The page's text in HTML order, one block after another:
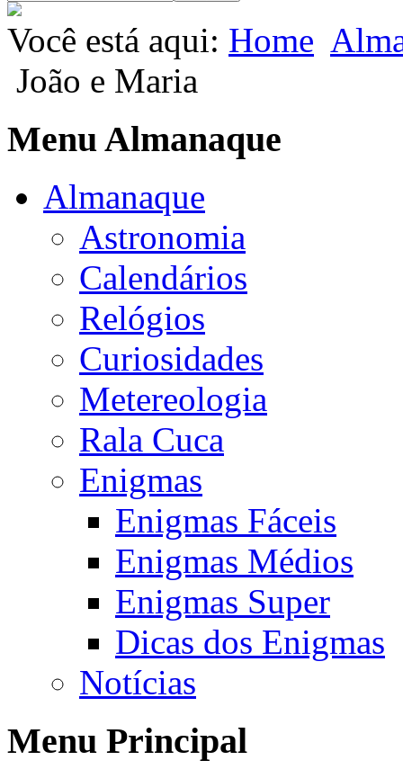
Você está aqui: Home
João e Maria
Menu Almanaque
Almanaque
Astronomia
Calendários
Relógios
Curiosidades
Metereologia
Rala Cuca
Enigmas
Enigmas Fáceis
Enigmas Médios
Enigmas Super
Dicas dos Enigmas
Notícias
Menu Principal